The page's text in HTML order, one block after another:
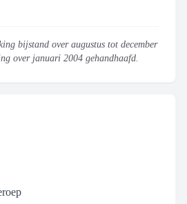
bijstand over augustus tot december
over januari 2004 gehandhaafd.